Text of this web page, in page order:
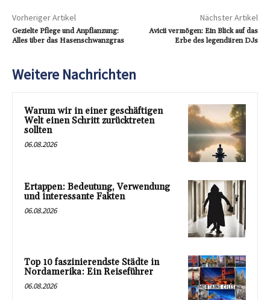
Vorheriger Artikel
Gezielte Pflege und Anpflanzung:
Alles über das Hasenschwanzgras
Nächster Artikel
Avicii vermögen: Ein Blick auf das
Erbe des legendären DJs
Weitere Nachrichten
Warum wir in einer geschäftigen
Welt einen Schritt zurücktreten
sollten
06.08.2026
Ertappen: Bedeutung, Verwendung
und interessante Fakten
06.08.2026
Top 10 faszinierendste Städte in
Nordamerika: Ein Reiseführer
06.08.2026